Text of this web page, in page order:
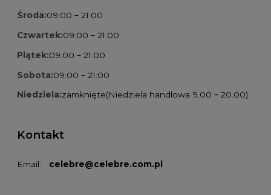
Środa:09:00 – 21:00
Czwartek:09:00 – 21:00
Piątek:09:00 – 21:00
Sobota:09:00 – 21:00
Niedziela:zamknięte(Niedziela handlowa 9.00 – 20.00)
Kontakt
Email: celebre@celebre.com.pl